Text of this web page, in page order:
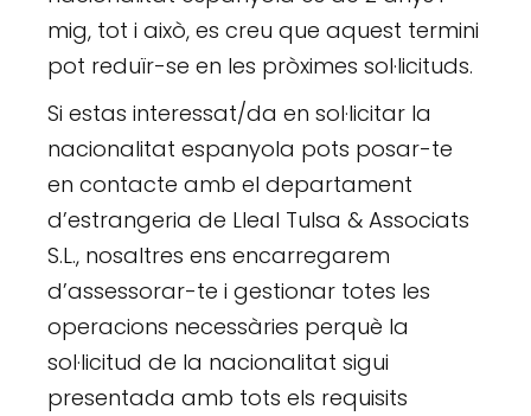
mig, tot i això, es creu que aquest termini
pot reduïr-se en les pròximes sol·licituds.
Si estas interessat/da en sol·licitar la
nacionalitat espanyola pots posar-te
en contacte amb el departament
d’estrangeria de Lleal Tulsa & Associats
S.L., nosaltres ens encarregarem
d’assessorar-te i gestionar totes les
operacions necessàries perquè la
sol·licitud de la nacionalitat sigui
presentada amb tots els requisits